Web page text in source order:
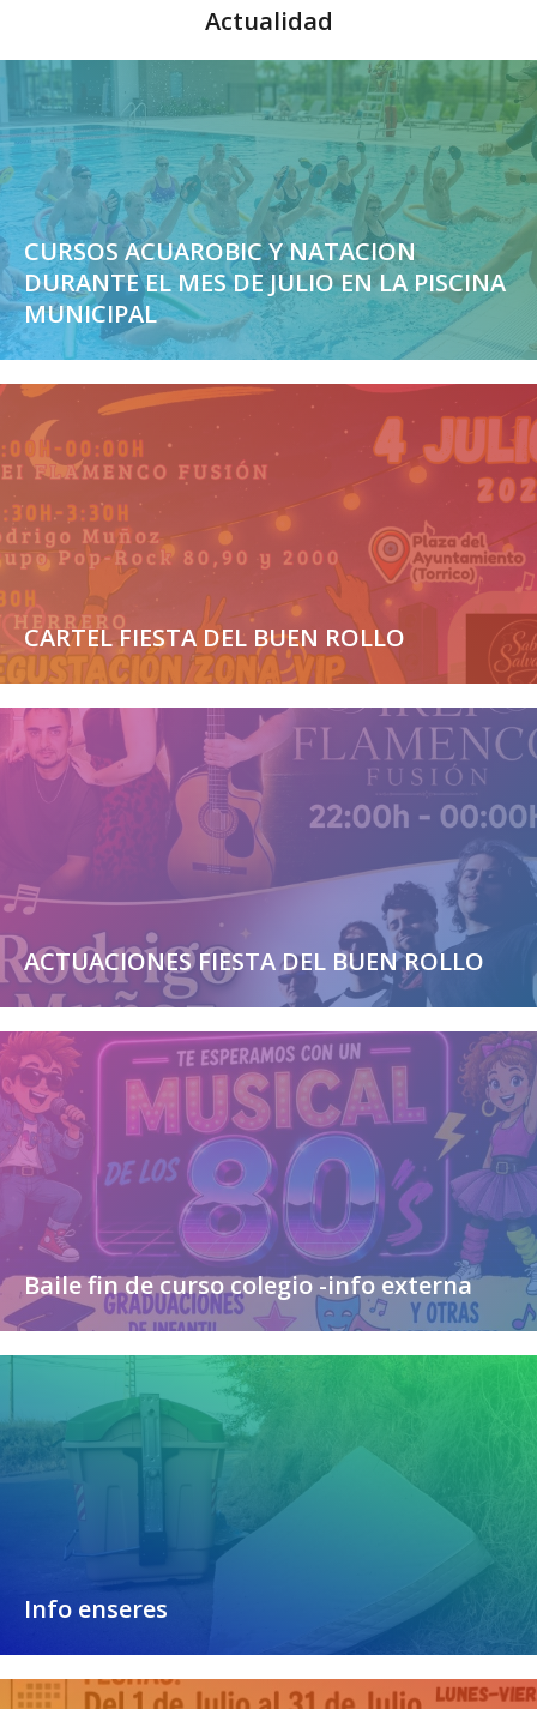
Actualidad
CURSOS ACUAROBIC Y NATACION
DURANTE EL MES DE JULIO EN LA PISCINA
MUNICIPAL
CARTEL FIESTA DEL BUEN ROLLO
ACTUACIONES FIESTA DEL BUEN ROLLO
Baile fin de curso colegio -info externa
Info enseres